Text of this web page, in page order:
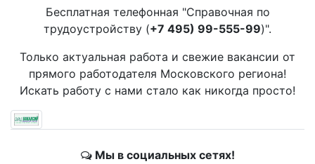
Бесплатная телефонная "Справочная по
трудоустройству (+7 495) 99-555-99)".
Только актуальная работа и свежие вакансии от
прямого работодателя Московского региона!
Искать работу с нами стало как никогда просто!
Мы в социальных сетях!